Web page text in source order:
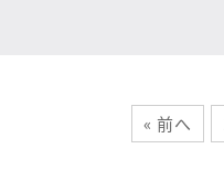
« 前へ